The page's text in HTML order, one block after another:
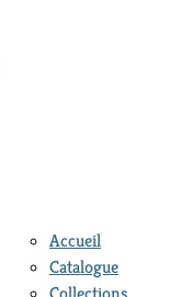
Accueil
Catalogue